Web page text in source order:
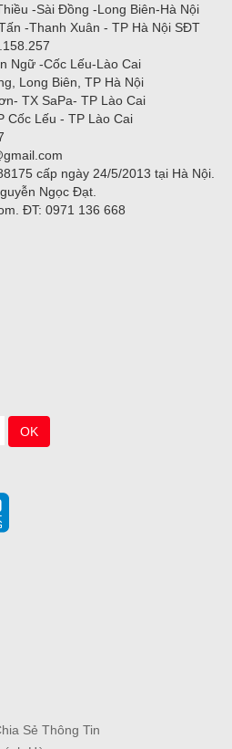
-Sài Đồng -Long Biên-Hà Nội
-Thanh Xuân - TP Hà Nội SĐT
Ngữ -Cốc Lếu-Lào Cai
Long Biên, TP Hà Nội
TX SaPa- TP Lào Cai
Cốc Lếu - TP Lào Cai
cấp ngày 24/5/2013 tại Hà Nội.
Ngọc Đạt.
ĐT: 0971 136 668
Sẻ Thông Tin